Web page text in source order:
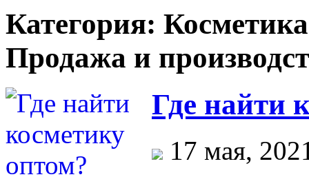
Категория:
Продажа и
Где найти
17 мая,